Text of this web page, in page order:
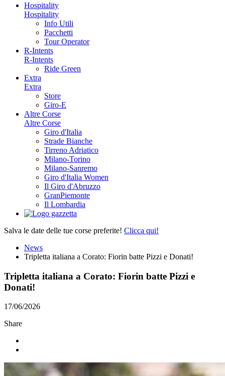
Hospitality
Hospitality
Info Utili
Pacchetti
Tour Operator
R-Intents
R-Intents
Ride Green
Extra
Extra
Store
Giro-E
Altre Corse
Altre Corse
Giro d'Italia
Strade Bianche
Tirreno Adriatico
Milano-Torino
Milano-Sanremo
Giro d'Italia Women
Il Giro d'Abruzzo
GranPiemonte
Il Lombardia
Salva le date delle tue corse preferite! Clicca qui!
News
Tripletta italiana a Corato: Fiorin batte Pizzi e Donati!
Tripletta italiana a Corato: Fiorin batte Pizzi e
Donati!
17/06/2026
Share